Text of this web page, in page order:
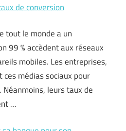
de conversion
tout le monde a un
99 % accèdent aux réseaux
mobiles. Les entreprises,
médias sociaux pour
leurs taux de
…